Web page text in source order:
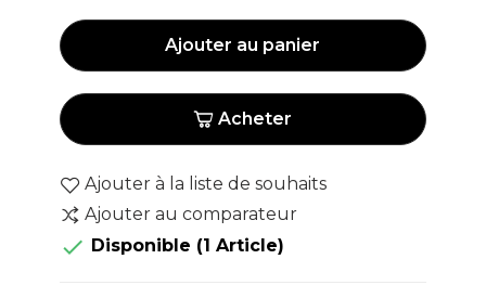
Ajouter au panier
Acheter
Ajouter à la liste de souhaits
Ajouter au comparateur
 Disponible (1 Article)